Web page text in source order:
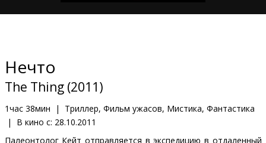
Клуб
Нечто
The Thing (2011)
1час 38мин |
Триллер, Фильм ужасов, Мистика, Фантастика
|
В кино с: 28.10.2011
Палеонтолог Кейт отправляется в экспедицию в отдаленный